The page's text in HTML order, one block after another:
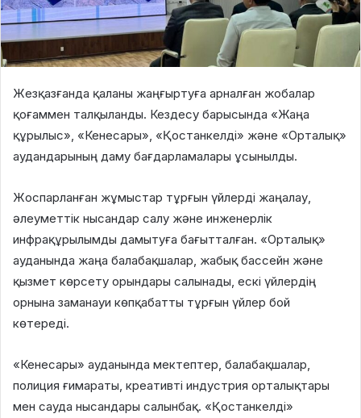
Жезқазғанда қаланы жаңғыртуға арналған жобалар
қоғаммен талқыланды. Кездесу барысында «Жаңа
құрылыс», «Кенесары», «Қостанкелді» және «Орталық»
аудандарының даму бағдарламалары ұсынылды.
Жоспарланған жұмыстар тұрғын үйлерді жаңалау,
әлеуметтік нысандар салу және инженерлік
инфрақұрылымды дамытуға бағытталған. «Орталық»
ауданында жаңа балабақшалар, жабық бассейн және
қызмет көрсету орындары салынады, ескі үйлердің
орнына заманауи көпқабатты тұрғын үйлер бой
көтереді.
«Кенесары» ауданында мектептер, балабақшалар,
полиция ғимараты, креативті индустрия орталықтары
мен сауда нысандары салынбақ. «Қостанкелді»